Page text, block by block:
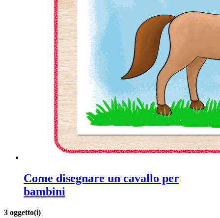
Come disegnare un cavallo per
bambini
3 oggetto(i)